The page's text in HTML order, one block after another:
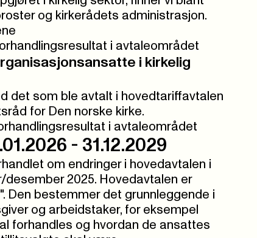
og kirkerådets administrasjon.
i avtaleområdet
i kirkelig
det som ble avtalt i hovedtariffavtalen
for Den norske kirke.
i avtaleområdet
- 31.12.2029
om endringer i hovedavtalen i
2025. Hovedavtalen er
Den bestemmer det grunnleggende i
og arbeidstaker, for eksempel
forhandles og hvordan de ansattes